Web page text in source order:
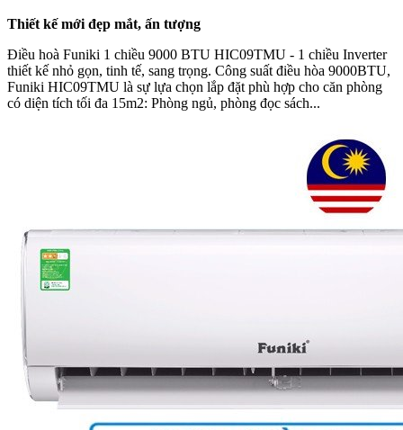
Thiết kế mới đẹp mắt, ấn tượng
Điều hoà Funiki 1 chiều 9000 BTU HIC09TMU - 1 chiều Inverter
thiết kế nhỏ gọn, tinh tế, sang trọng. Công suất điều hòa 9000BTU,
Funiki HIC09TMU là sự lựa chọn lắp đặt phù hợp cho căn phòng
có diện tích tối đa 15m2: Phòng ngủ, phòng đọc sách...